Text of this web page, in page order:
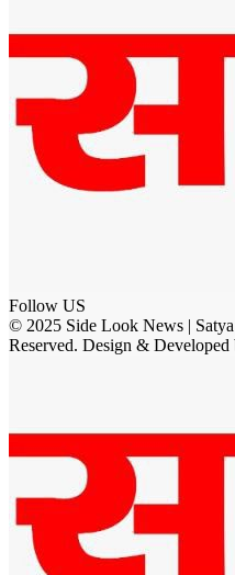
Follow US
© 2025 Side Look News |
Reserved. Design & Developed